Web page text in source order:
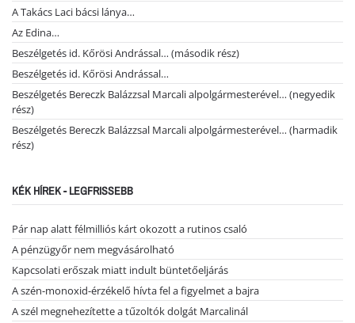
A Takács Laci bácsi lánya…
Az Edina…
Beszélgetés id. Kőrösi Andrással… (második rész)
Beszélgetés id. Kőrösi Andrással…
Beszélgetés Bereczk Balázzsal Marcali alpolgármesterével… (negyedik
rész)
Beszélgetés Bereczk Balázzsal Marcali alpolgármesterével… (harmadik
rész)
KÉK HÍREK - LEGFRISSEBB
Pár nap alatt félmilliós kárt okozott a rutinos csaló
A pénzügyőr nem megvásárolható
Kapcsolati erőszak miatt indult büntetőeljárás
A szén-monoxid-érzékelő hívta fel a figyelmet a bajra
A szél megnehezítette a tűzoltók dolgát Marcalinál